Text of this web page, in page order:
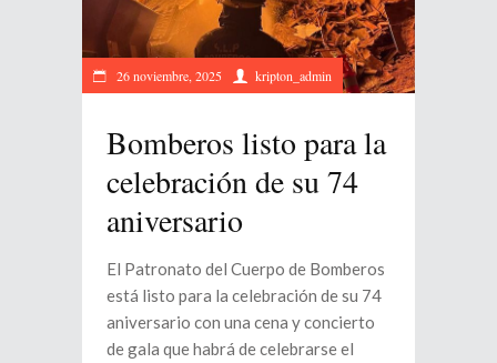
26 noviembre, 2025 kripton_admin
Bomberos listo para la
celebración de su 74
aniversario
El Patronato del Cuerpo de Bomberos
está listo para la celebración de su 74
aniversario con una cena y concierto
de gala que habrá de celebrarse el